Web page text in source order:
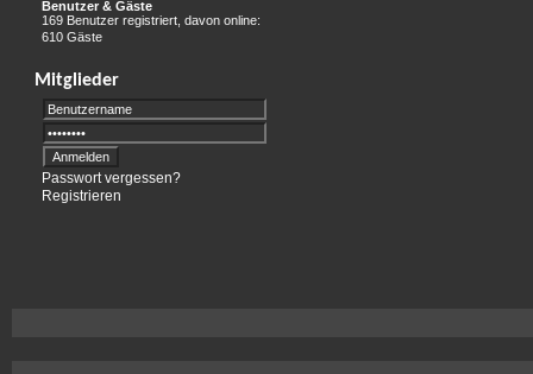
Benutzer & Gäste
169 Benutzer registriert, davon online:
610 Gäste
Mitglieder
Passwort vergessen?
Registrieren